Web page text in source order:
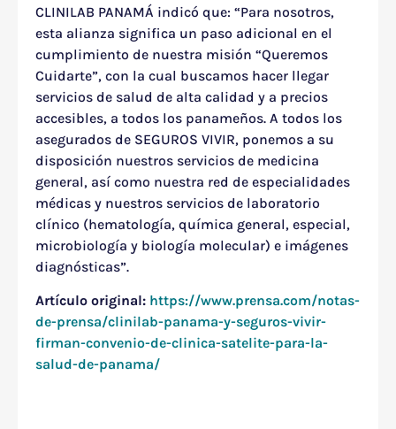
CLINILAB PANAMÁ indicó que: “Para nosotros,
esta alianza significa un paso adicional en el
cumplimiento de nuestra misión “Queremos
Cuidarte”, con la cual buscamos hacer llegar
servicios de salud de alta calidad y a precios
accesibles, a todos los panameños. A todos los
asegurados de SEGUROS VIVIR, ponemos a su
disposición nuestros servicios de medicina
general, así como nuestra red de especialidades
médicas y nuestros servicios de laboratorio
clínico (hematología, química general, especial,
microbiología y biología molecular) e imágenes
diagnósticas”.
Artículo original: https://www.prensa.com/notas-
de-prensa/clinilab-panama-y-seguros-vivir-
firman-convenio-de-clinica-satelite-para-la-
salud-de-panama/